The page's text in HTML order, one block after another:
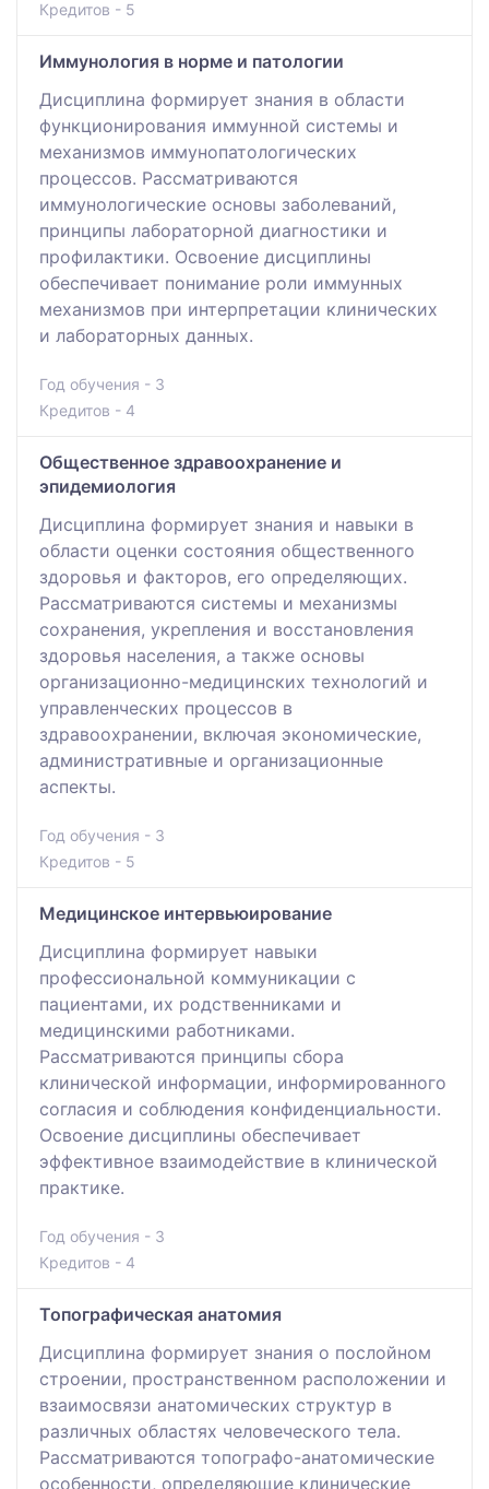
Кредитов - 5
Иммунология в норме и патологии
Дисциплина формирует знания в области
функционирования иммунной системы и
механизмов иммунопатологических
процессов. Рассматриваются
иммунологические основы заболеваний,
принципы лабораторной диагностики и
профилактики. Освоение дисциплины
обеспечивает понимание роли иммунных
механизмов при интерпретации клинических
и лабораторных данных.
Год обучения - 3
Кредитов - 4
Общественное здравоохранение и
эпидемиология
Дисциплина формирует знания и навыки в
области оценки состояния общественного
здоровья и факторов, его определяющих.
Рассматриваются системы и механизмы
сохранения, укрепления и восстановления
здоровья населения, а также основы
организационно-медицинских технологий и
управленческих процессов в
здравоохранении, включая экономические,
административные и организационные
аспекты.
Год обучения - 3
Кредитов - 5
Медицинское интервьюирование
Дисциплина формирует навыки
профессиональной коммуникации с
пациентами, их родственниками и
медицинскими работниками.
Рассматриваются принципы сбора
клинической информации, информированного
согласия и соблюдения конфиденциальности.
Освоение дисциплины обеспечивает
эффективное взаимодействие в клинической
практике.
Год обучения - 3
Кредитов - 4
Топографическая анатомия
Дисциплина формирует знания о послойном
строении, пространственном расположении и
взаимосвязи анатомических структур в
различных областях человеческого тела.
Рассматриваются топографо-анатомические
особенности, определяющие клинические